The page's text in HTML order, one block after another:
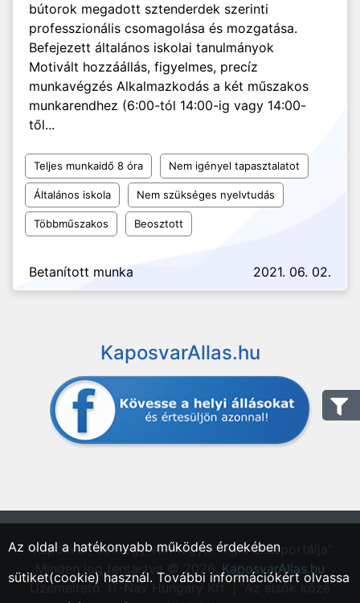
bútorok megadott sztenderdek szerinti
professzionális csomagolása és mozgatása.
Befejezett általános iskolai tanulmányok
Motivált hozzáállás, figyelmes, precíz
munkavégzés Alkalmazkodás a két műszakos
munkarendhez (6:00-tól 14:00-ig vagy 14:00-
től...
Teljes munkaidő 8 óra Nem igényel tapasztalatot
Általános iskola Nem szükséges nyelvtudás
Többműszakos Beosztott
Betanított munka 2021. 06. 02.
KaposvarAllas.hu
"Kaposvár, Somogy vármegyei régió állásportálja"
Minden jog fentartva © 2026. KaposvarAllas.hu
Üzemeltető: IT-Nav Hungary Kft. | "Az elsők közé
Az oldal a hatékonyabb működés érdekében
sütiket(cookie) használ. További információkért olvassa